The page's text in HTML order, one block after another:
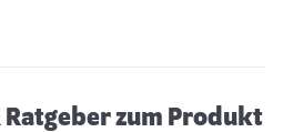
Ratgeber zum Produkt